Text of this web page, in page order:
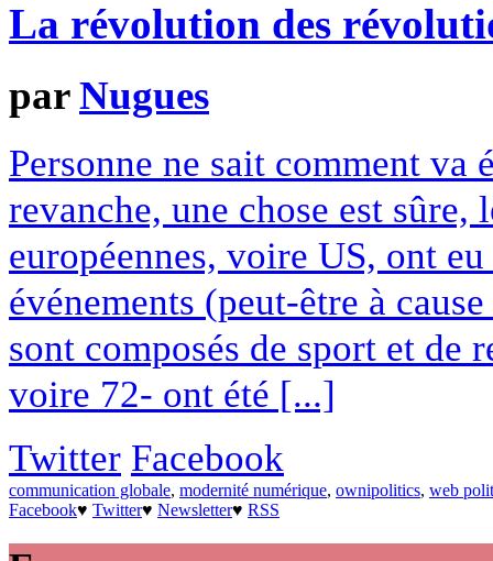
La révolution des
parNugues
Personne ne sait comment
revanche, une chose est
européennes, voire US, ont
événements (peut-être à
sont composés de sport et de
voire 72- ont été [...]
Twitter Facebook
communication globale, modernité numérique, ownipolitics, web
Facebook♥ Twitter♥ Newsletter♥ RSS